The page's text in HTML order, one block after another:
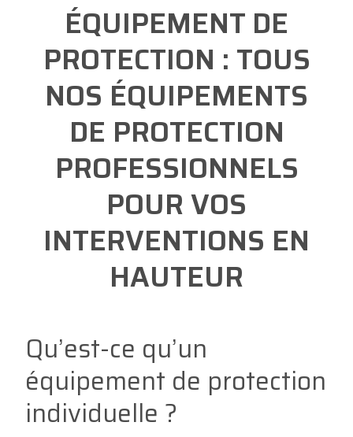
ÉQUIPEMENT DE
PROTECTION : TOUS
NOS ÉQUIPEMENTS
DE PROTECTION
PROFESSIONNELS
POUR VOS
INTERVENTIONS EN
HAUTEUR
Qu’est-ce qu’un
équipement de protection
individuelle ?